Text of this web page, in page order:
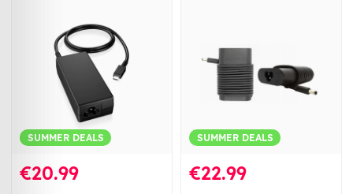
SUMMER DEALS
€20.99
SUMMER DEALS
€22.99